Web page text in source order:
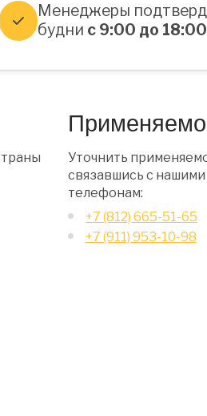
Менеджеры
будни с 9:00 до 18:00
Уточнить
связавшись с
телефонам:
+7 (812) 665-51-65
+7 (911) 953-10-98